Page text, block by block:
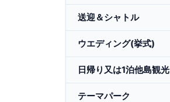
送迎＆シャトル
ウエディング(挙式)
日帰り又は1泊他島観光
テーマパーク